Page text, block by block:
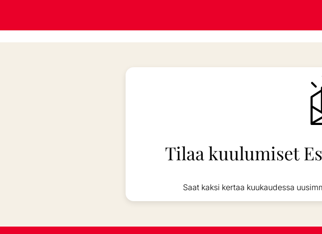
Tilaa kuulumiset
Saat kaksi kertaa kuukaudessa